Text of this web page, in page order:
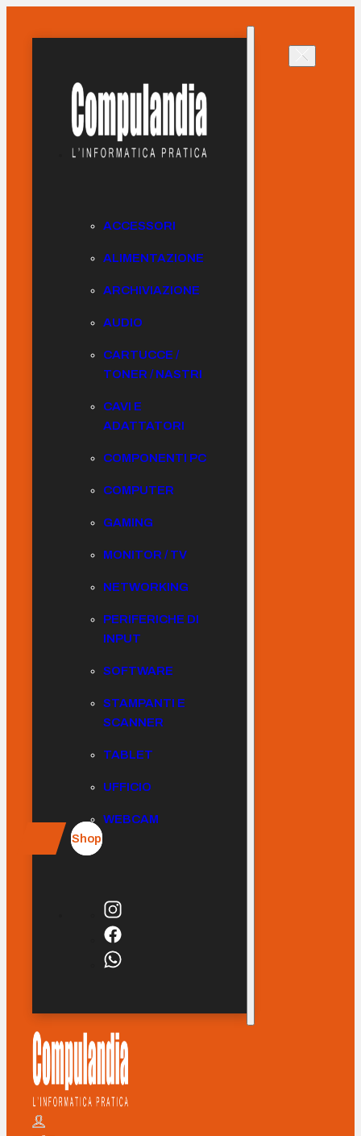
ACCESSORI
ALIMENTAZIONE
ARCHIVIAZIONE
AUDIO
CARTUCCE /
TONER / NASTRI
CAVI E
ADATTATORI
COMPONENTI PC
COMPUTER
GAMING
MONITOR / TV
NETWORKING
PERIFERICHE DI
INPUT
SOFTWARE
STAMPANTI E
SCANNER
TABLET
UFFICIO
WEBCAM
Shop